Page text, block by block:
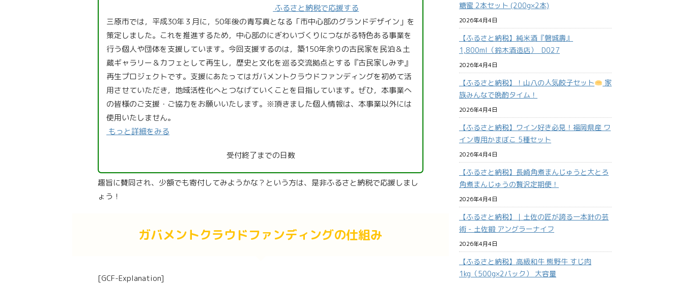
ふるさと納税で応援する
三原市では，平成30年３月に，50年後の青写真となる「市中心部のグランドデザイン」を
策定しました。これを推進するため，中心部のにぎわいづくりにつながる特色ある事業を
行う個人や団体を支援しています。今回支援するのは，築150年余りの古民家を民泊＆土
蔵ギャラリー＆カフェとして再生し，歴史と文化を巡る交流拠点とする『古⺠家しみず』
再⽣プロジェクトです。支援にあたってはガバメントクラウドファンディングを初めて活
用させていただき，地域活性化へとつなげていくことを目指しています。ぜひ，本事業へ
の皆様のご支援・ご協力をお願いいたします。※頂きました個人情報は、本事業以外には
使用いたしません。
もっと詳細をみる
受付終了までの日数
趣旨に賛同され、少額でも寄付してみようかな？という方は、是非ふるさと納税で応援しまし
ょう！
ガバメントクラウドファンディングの仕組み
[GCF-Explanation]
糖蜜 2本セット (200g×2本)
2026年4月4日
【ふるさと納税】純米酒『磐城壽』
1,800ml（鈴木酒造店）_D027
2026年4月4日
【ふるさと納税】！山八の人気餃子セット
家
族みんなで晩酌タイム！
2026年4月4日
【ふるさと納税】ワイン好き必見！福岡県産 ワ
イン専用かまぼこ 5種セット
2026年4月4日
【ふるさと納税】長崎角煮まんじゅうと大とろ
角煮まんじゅうの贅沢定期便！
2026年4月4日
【ふるさと納税】｜土佐の匠が誇る一本針の芸
術 - 土佐鍛 アングラーナイフ
2026年4月4日
【ふるさと納税】高級和牛 熊野牛 すじ肉
1kg（500g×2パック） 大容量